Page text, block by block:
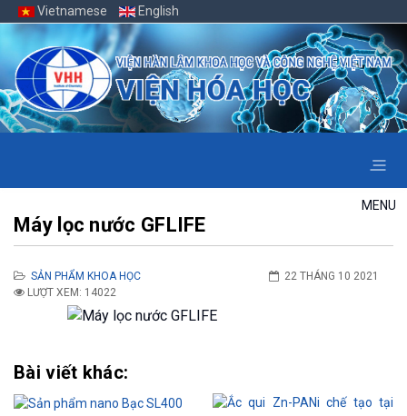
Vietnamese English
MENU
Máy lọc nước GFLIFE
SẢN PHẨM KHOA HỌC
22 THÁNG 10 2021
LƯỢT XEM: 14022
Bài viết khác: